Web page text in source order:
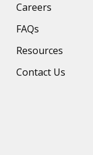
Careers
FAQs
Resources
Contact Us